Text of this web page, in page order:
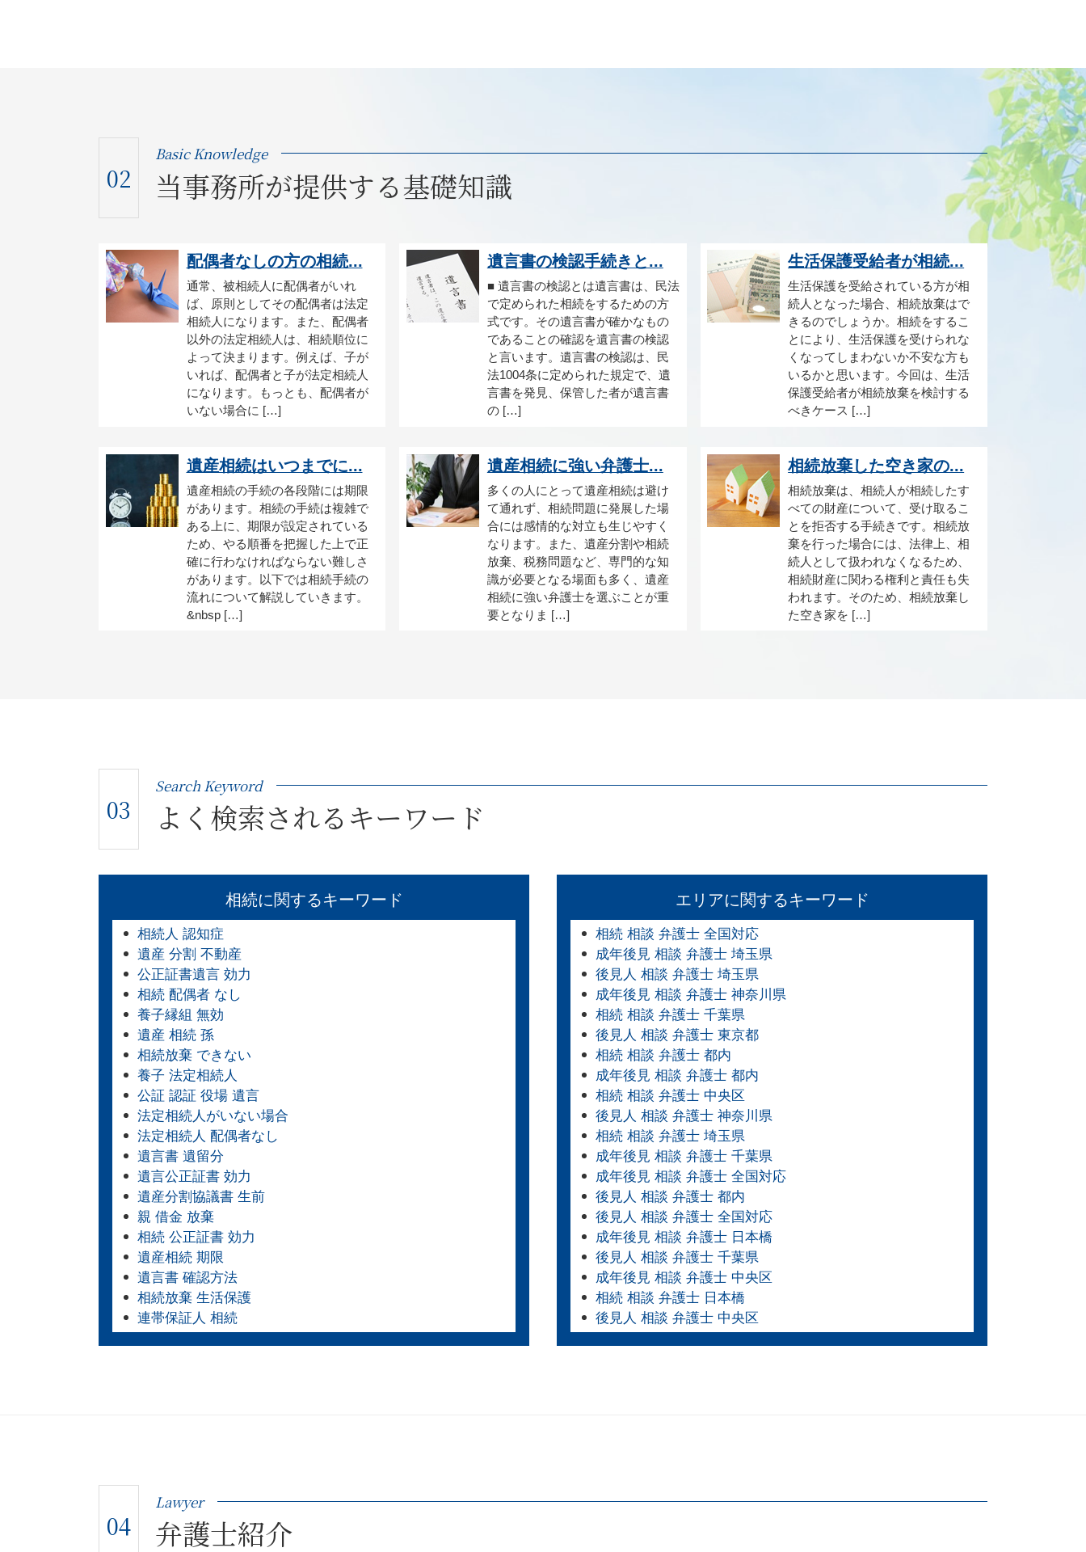
02
Basic Knowledge
当事務所が提供する基礎知識
配偶者なしの方の相続...
通常、被相続人に配偶者がいれ
ば、原則としてその配偶者は法定
相続人になります。また、配偶者
以外の法定相続人は、相続順位に
よって決まります。例えば、子が
いれば、配偶者と子が法定相続人
になります。もっとも、配偶者が
いない場合に […]
遺言書の検認手続きと...
■ 遺言書の検認とは遺言書は、民法
で定められた相続をするための方
式です。その遺言書が確かなもの
であることの確認を遺言書の検認
と言います。遺言書の検認は、民
法1004条に定められた規定で、遺
言書を発見、保管した者が遺言書
の […]
生活保護受給者が相続...
生活保護を受給されている方が相
続人となった場合、相続放棄はで
きるのでしょうか。相続をするこ
とにより、生活保護を受けられな
くなってしまわないか不安な方も
いるかと思います。今回は、生活
保護受給者が相続放棄を検討する
べきケース […]
遺産相続はいつまでに...
遺産相続の手続の各段階には期限
があります。相続の手続は複雑で
ある上に、期限が設定されている
ため、やる順番を把握した上で正
確に行わなければならない難しさ
があります。以下では相続手続の
流れについて解説していきます。
&nbsp […]
遺産相続に強い弁護士...
多くの人にとって遺産相続は避け
て通れず、相続問題に発展した場
合には感情的な対立も生じやすく
なります。また、遺産分割や相続
放棄、税務問題など、専門的な知
識が必要となる場面も多く、遺産
相続に強い弁護士を選ぶことが重
要となりま […]
相続放棄した空き家の...
相続放棄は、相続人が相続したす
べての財産について、受け取るこ
とを拒否する手続きです。相続放
棄を行った場合には、法律上、相
続人として扱われなくなるため、
相続財産に関わる権利と責任も失
われます。そのため、相続放棄し
た空き家を […]
03
Search Keyword
よく検索されるキーワード
相続に関するキーワード
相続人 認知症
遺産 分割 不動産
公正証書遺言 効力
相続 配偶者 なし
養子縁組 無効
遺産 相続 孫
相続放棄 できない
養子 法定相続人
公証 認証 役場 遺言
法定相続人がいない場合
法定相続人 配偶者なし
遺言書 遺留分
遺言公正証書 効力
遺産分割協議書 生前
親 借金 放棄
相続 公正証書 効力
遺産相続 期限
遺言書 確認方法
相続放棄 生活保護
連帯保証人 相続
エリアに関するキーワード
相続 相談 弁護士 全国対応
成年後見 相談 弁護士 埼玉県
後見人 相談 弁護士 埼玉県
成年後見 相談 弁護士 神奈川県
相続 相談 弁護士 千葉県
後見人 相談 弁護士 東京都
相続 相談 弁護士 都内
成年後見 相談 弁護士 都内
相続 相談 弁護士 中央区
後見人 相談 弁護士 神奈川県
相続 相談 弁護士 埼玉県
成年後見 相談 弁護士 千葉県
成年後見 相談 弁護士 全国対応
後見人 相談 弁護士 都内
後見人 相談 弁護士 全国対応
成年後見 相談 弁護士 日本橋
後見人 相談 弁護士 千葉県
成年後見 相談 弁護士 中央区
相続 相談 弁護士 日本橋
後見人 相談 弁護士 中央区
04
Lawyer
弁護士紹介